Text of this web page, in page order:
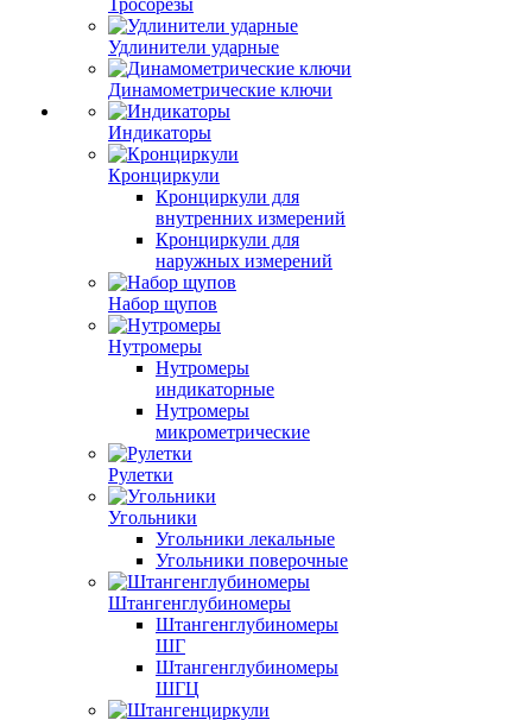
Тросорезы
Удлинители ударные
Динамометрические ключи
Индикаторы
Кронциркули
Кронциркули для
внутренних измерений
Кронциркули для
наружных измерений
Набор щупов
Нутромеры
Нутромеры
индикаторные
Нутромеры
микрометрические
Рулетки
Угольники
Угольники лекальные
Угольники поверочные
Штангенглубиномеры
Штангенглубиномеры
ШГ
Штангенглубиномеры
ШГЦ